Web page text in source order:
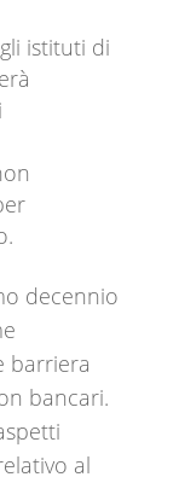
istituti di
decennio
barriera
bancari.
al